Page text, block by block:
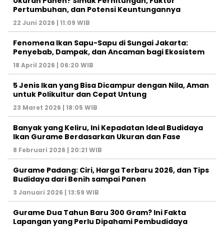
Pertumbuhan, dan Potensi Keuntungannya
22 Juni 2026 | 11:09 WIB
Fenomena Ikan Sapu-Sapu di Sungai Jakarta:
Penyebab, Dampak, dan Ancaman bagi Ekosistem
18 April 2026 | 06:20 WIB
5 Jenis Ikan yang Bisa Dicampur dengan Nila, Aman
untuk Polikultur dan Cepat Untung
23 Maret 2026 | 18:05 WIB
Banyak yang Keliru, Ini Kepadatan Ideal Budidaya
Ikan Gurame Berdasarkan Ukuran dan Fase
8 Februari 2026 | 20:21 WIB
Gurame Padang: Ciri, Harga Terbaru 2026, dan Tips
Budidaya dari Benih sampai Panen
3 Januari 2026 | 13:59 WIB
Gurame Dua Tahun Baru 300 Gram? Ini Fakta
Lapangan yang Perlu Dipahami Pembudidaya